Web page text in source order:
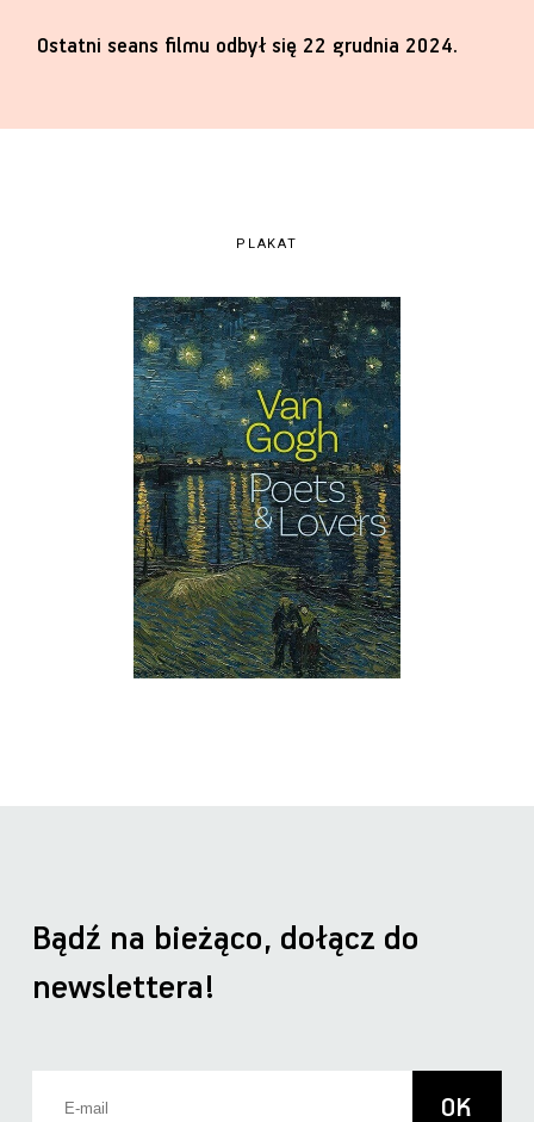
Ostatni seans filmu odbył się 22 grudnia 2024.
PLAKAT
Bądź na bieżąco, dołącz do
newslettera!